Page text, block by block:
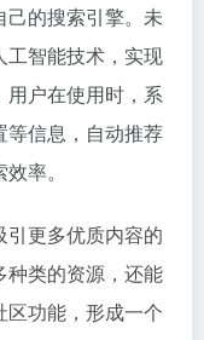
的搜索引擎。未
工智能技术，实现
用户在使用时，系
等信息，自动推荐
率。
更多优质内容的
种类的资源，还能
功能，形成一个